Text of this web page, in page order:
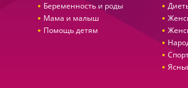
Беременность и роды
Мама и малыш
Помощь детям